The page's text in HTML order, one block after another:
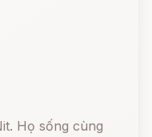
Họ sống cùng